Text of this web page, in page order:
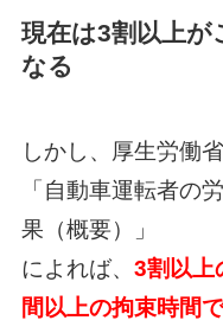
現在は3割以上が
なる
しかし、厚生労働
「自動車運転者の
果（概要）」
によれば、 3割以上
間以上の拘束時間